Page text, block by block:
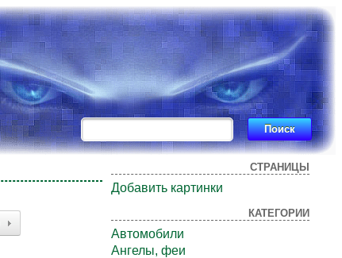
СТРАНИЦЫ
Добавить картинки
КАТЕГОРИИ
Автомобили
Ангелы, феи